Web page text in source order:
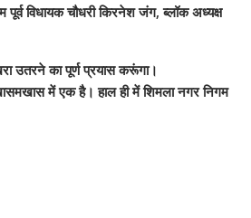
पूर्व विधायक चौधरी किरनेश जंग, ब्लॉक अध्यक्ष
उतरने का पूर्ण प्रयास करूंगा।
में एक है। हाल ही में शिमला नगर निगम